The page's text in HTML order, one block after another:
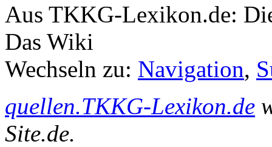
Aus TKKG-Lexikon.de:
Das Wiki
Wechseln zu: Navigation,
quellen.TKKG-Lexikon.de
Site.de.